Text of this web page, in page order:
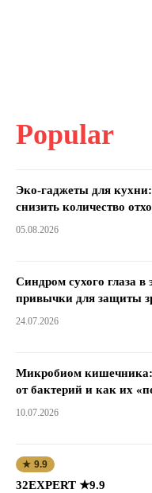
Popular
Эко-гаджеты для
снизить количество
05.08.2026
Синдром сухого глаза в
привычки для защиты
24.07.2026
Микробиом кишечника:
от бактерий и как их
10.07.2026
★ 9.9
32EXPERT ★9.9